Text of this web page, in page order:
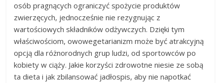
osób pragnących ograniczyć spożycie produktów
zwierzęcych, jednocześnie nie rezygnując z
wartościowych składników odżywczych. Dzięki tym
właściwościom, owowegetarianizm może być atrakcyjną
opcją dla różnorodnych grup ludzi, od sportowców po
kobiety w ciąży. Jakie korzyści zdrowotne niesie ze sobą
ta dieta i jak zbilansować jadłospis, aby nie napotkać